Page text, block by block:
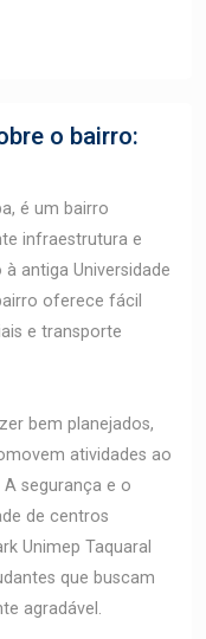
o bairro:
é um bairro
infraestrutura e
antiga Universidade
oferece fácil
e transporte
bem planejados,
atividades ao
segurança e o
de centros
Unimep Taquaral
que buscam
agradável.